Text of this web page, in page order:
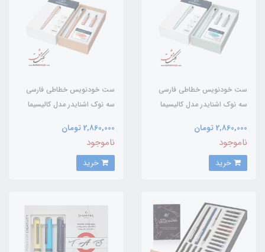
ست خودنویس خطاطی فارسی
سه نوک اشنایدر مدل کالیسیما
2,860,000 تومان
ناموجود
ست خودنویس خطاطی فارسی
سه نوک اشنایدر مدل کالیسیما
2,860,000 تومان
ناموجود